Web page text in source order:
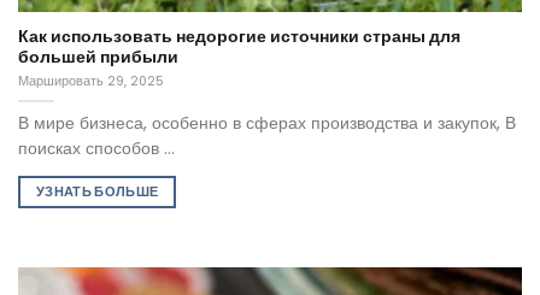
Как использовать недорогие источники страны для
большей прибыли
Маршировать 29, 2025
В мире бизнеса, особенно в сферах производства и закупок, В
поисках способов ...
УЗНАТЬ БОЛЬШЕ